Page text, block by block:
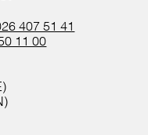
407 51 41
11 00